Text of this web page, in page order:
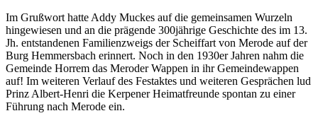
Im Grußwort hatte Addy Muckes auf die gemeinsamen Wurzeln
hingewiesen und an die prägende 300jährige Geschichte des im 13.
Jh. entstandenen Familienzweigs der Scheiffart von Merode auf der
Burg Hemmersbach erinnert. Noch in den 1930er Jahren nahm die
Gemeinde Horrem das Meroder Wappen in ihr Gemeindewappen
auf! Im weiteren Verlauf des Festaktes und weiteren Gesprächen lud
Prinz Albert-Henri die Kerpener Heimatfreunde spontan zu einer
Führung nach Merode ein.